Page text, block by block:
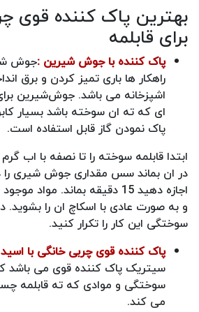
بهترین پاک کننده قوی
برای قابلمه
پاک کننده با جوش شیرین :جوش
راهکار ها باری تمیز کردن و برق
اشپزخانه می باشد. جوش‌شیرین
ای که ته ان سوخته باشد بسیار
پاک نمودن گاز قابل استفاده است.
ابتدا قابلمه سوخته را تا نصفه با اب
در ان بماند سس مقداری جوش شیری را
اجازه دهید 15 دقیقه بماند.
و به صورت عادی با اسکاچ ان را بشوید.
سوختگی این کار را تکرار کنید.
پاک کننده قوی چربی خانگی با
سیتریک پاک کننده قوی می باشد
سوختگی و موادی که ته قابلمه
می کند.